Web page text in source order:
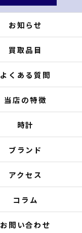
お知らせ
買取品目
よくある質問
当店の特徴
時計
ブランド
アクセス
コラム
お問い合わせ